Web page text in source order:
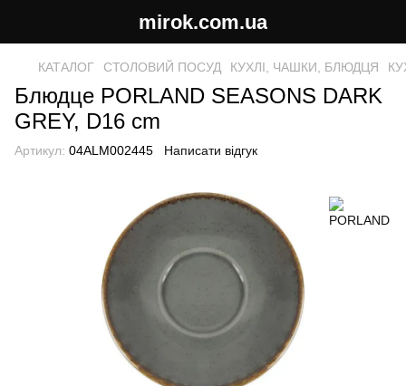
mirok.com.ua
КАТАЛОГ СТОЛОВИЙ ПОСУД КУХЛІ, ЧАШКИ, БЛЮДЦЯ
Блюдце PORLAND SEASONS DARK
GREY, D16 cm
Артикул: 04ALM002445 Написати відгук